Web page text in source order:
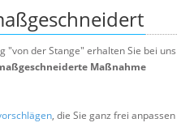
"von der Stange" erhalten Sie bei uns
Maßnahme
, die Sie ganz frei anpassen